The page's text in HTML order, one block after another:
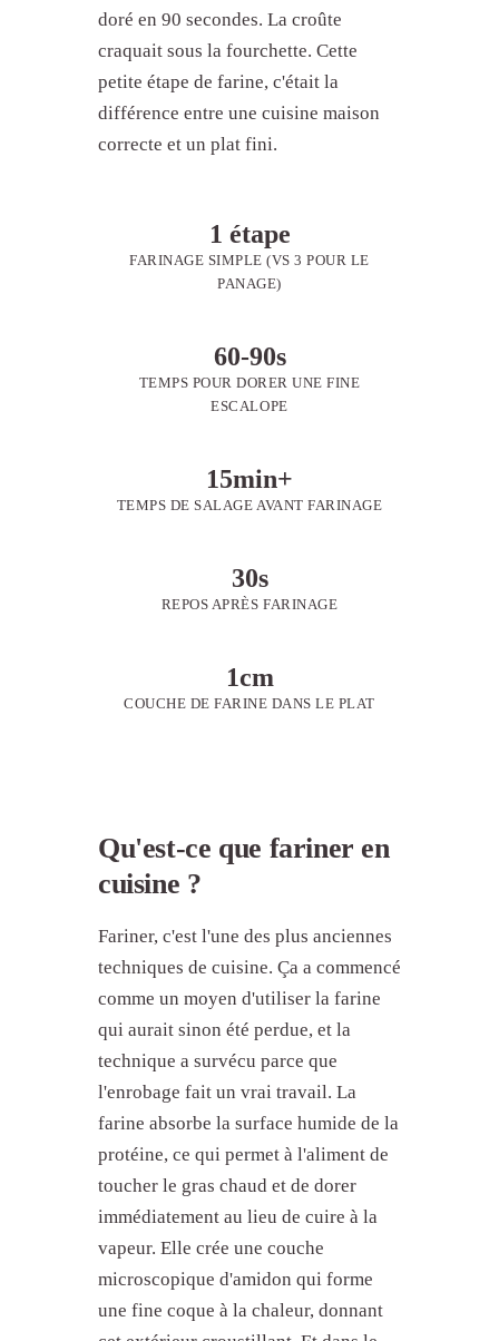
doré en 90 secondes. La croûte
craquait sous la fourchette. Cette
petite étape de farine, c'était la
différence entre une cuisine maison
correcte et un plat fini.
1 étape
FARINAGE SIMPLE (VS 3 POUR LE
PANAGE)
60-90s
TEMPS POUR DORER UNE FINE
ESCALOPE
15min+
TEMPS DE SALAGE AVANT FARINAGE
30s
REPOS APRÈS FARINAGE
1cm
COUCHE DE FARINE DANS LE PLAT
Qu'est-ce que fariner en
cuisine ?
Fariner, c'est l'une des plus anciennes
techniques de cuisine. Ça a commencé
comme un moyen d'utiliser la farine
qui aurait sinon été perdue, et la
technique a survécu parce que
l'enrobage fait un vrai travail. La
farine absorbe la surface humide de la
protéine, ce qui permet à l'aliment de
toucher le gras chaud et de dorer
immédiatement au lieu de cuire à la
vapeur. Elle crée une couche
microscopique d'amidon qui forme
une fine coque à la chaleur, donnant